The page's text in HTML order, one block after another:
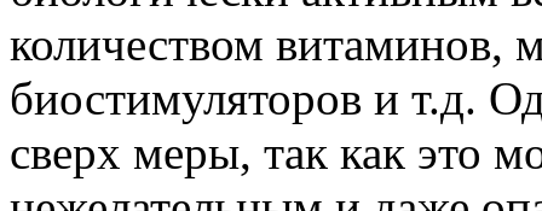
количеством витаминов,
биостимуляторов и т.д.
сверх меры, так как это